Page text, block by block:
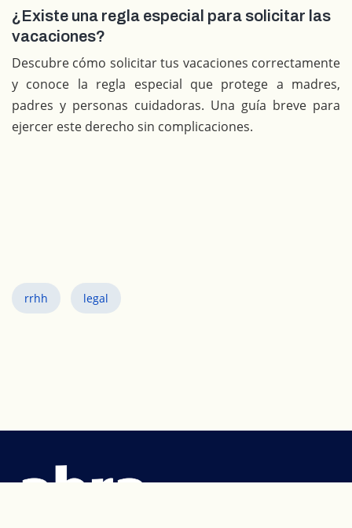
¿Existe una regla especial para solicitar las
vacaciones?
Descubre cómo solicitar tus vacaciones correctamente
y conoce la regla especial que protege a madres,
padres y personas cuidadoras. Una guía breve para
ejercer este derecho sin complicaciones.
rrhh legal